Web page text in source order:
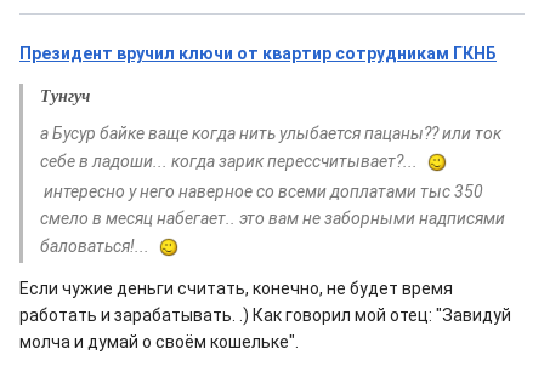
Президент вручил ключи от квартир сотрудникам ГКНБ
Тунгуч
а Бусур байке ваще когда нить улыбается пацаны?? или ток
себе в ладоши... когда зарик перессчитывает?...
интересно у него наверное со всеми доплатами тыс 350
смело в месяц набегает.. это вам не заборными надписями
баловаться!...
Если чужие деньги считать, конечно, не будет время
работать и зарабатывать. .) Как говорил мой отец: "Завидуй
молча и думай о своём кошельке".